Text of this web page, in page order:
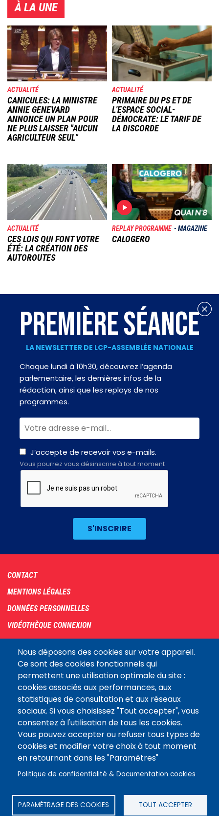
À LA UNE
Image
ACTUALITÉ
CANICULES: LA MINISTRE
ANNIE GENEVARD
ANNONCE UN PLAN POUR
NE PLUS LAISSER "AUCUN
AGRICULTEUR SEUL"
Image
ACTUALITÉ
PRIMAIRE DU PS ET DE
L'ESPACE SOCIAL-
DÉMOCRATE: LE TARIF DE
LA DISCORDE
Image
ACTUALITÉ
CES LOIS QUI FONT VOTRE
ÉTÉ: LA CRÉATION DES
AUTOROUTES
Image
REPLAY PROGRAMME MAGAZINE
CALOGERO
Nous déposons des cookies sur votre appareil.
Ce sont des cookies fonctionnels qui
permettent une utilisation optimale du site :
cookies associés aux performances, aux
statistiques de consultation et aux réseaux
sociaux. Si vous choisissez "Tout accepter", vous
consentez à l'utilisation de tous les cookies.
Vous pouvez accepter ou refuser tous types de
cookies et modifier votre choix à tout moment
en retournant dans les "Paramètres"
Politique de confidentialité & Documentation cookies
PARAMÉTRAGE DES COOKIES TOUT ACCEPTER
PREMIÈRE SÉANCE
LA NEWSLETTER DE LCP-ASSEMBLÉE NATIONALE
Chaque lundi à 10h30, découvrez l’agenda
parlementaire, les dernières infos de la
rédaction, ainsi que les replays de nos
programmes.
J’accepte de recevoir vos e-mails.
Vous pourrez vous désinscrire à tout moment
Footer
menu
CONTACT
MENTIONS LÉGALES
DONNÉES PERSONNELLES
VIDÉOTHÈQUE CONNEXION
COOKIES
Assemblée
nationaleLE SITE DE L’ASSEMBLÉE NATIONALE
Suivez-nous